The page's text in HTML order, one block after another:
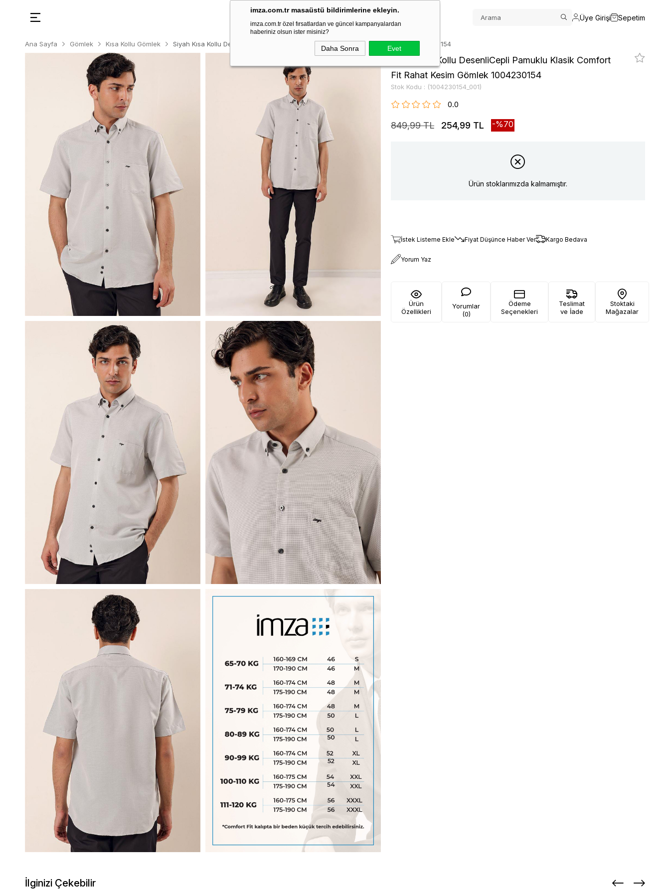
imza.com.tr masaüstü bildirimlerine ekleyin.
imza.com.tr özel fırsatlardan ve güncel kampanyalardan
haberiniz olsun ister misiniz?
Daha Sonra Evet
Üye Girişi Sepetim
Ana Sayfa Gömlek Kısa Kollu Gömlek Siyah Kısa Kollu DesenliCepli Pamuklu Klasik Comfort Fit Rahat Kesim Gömlek 1004230154
Siyah Kısa Kollu DesenliCepli Pamuklu Klasik Comfort
Fit Rahat Kesim Gömlek 1004230154
Stok Kodu (1004230154_001)
0.0
849,99 TL 254,99 TL 70
Ürün stoklarımızda kalmamıştır.
İstek Listeme Ekle Fiyat Düşünce Haber Ver Kargo Bedava
Yorum Yaz
Ürün
Özellikleri
Yorumlar
(0)
Ödeme
Seçenekleri
Teslimat
ve İade
Stoktaki
Mağazalar
İlginizi Çekebilir